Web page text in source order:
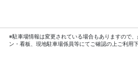
※駐車場情報は変更されている場合もありますので
ン・看板、現地駐車場係員等にてご確認の上ご利用下